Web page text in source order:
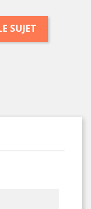
SUJET